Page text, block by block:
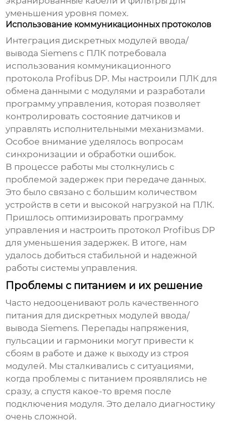
уменьшения уровня помех.
Использование коммуникационных протоколов
Интеграция дискретных модулей ввода/
вывода Siemens с ПЛК потребовала
использования коммуникационного
протокола Profibus DP. Мы настроили ПЛК для
обмена данными с модулями и разработали
программу управления, которая позволяет
контролировать состояние датчиков и
управлять исполнительными механизмами.
Особое внимание уделялось вопросам
синхронизации и обработки ошибок.
В процессе работы мы столкнулись с
проблемой задержек при передаче данных.
Это было связано с большим количеством
устройств в сети и высокой нагрузкой на ПЛК.
Пришлось оптимизировать программу
управления и настроить протокол Profibus DP
для уменьшения задержек. В итоге, нам
удалось добиться стабильной и надежной
работы системы управления.
Проблемы с питанием и их решение
Часто недооценивают роль качественного
питания для дискретных модулей ввода/
вывода Siemens. Перепады напряжения,
пульсации и гармоники могут привести к
сбоям в работе и даже к выходу из строя
модулей. Мы сталкивались с ситуациями,
когда проблемы с питанием проявлялись не
сразу, а спустя какое-то время после
подключения модуля. Это делало диагностику
очень сложной.